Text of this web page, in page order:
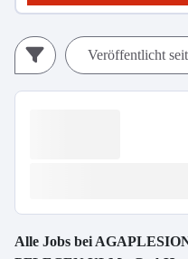
Veröffentlicht seit
Alle Jobs bei